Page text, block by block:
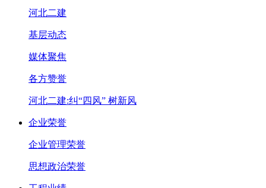
河北二建
基层动态
媒体聚焦
各方赞誉
河北二建:纠“四风” 树新风
企业荣誉
企业管理荣誉
思想政治荣誉